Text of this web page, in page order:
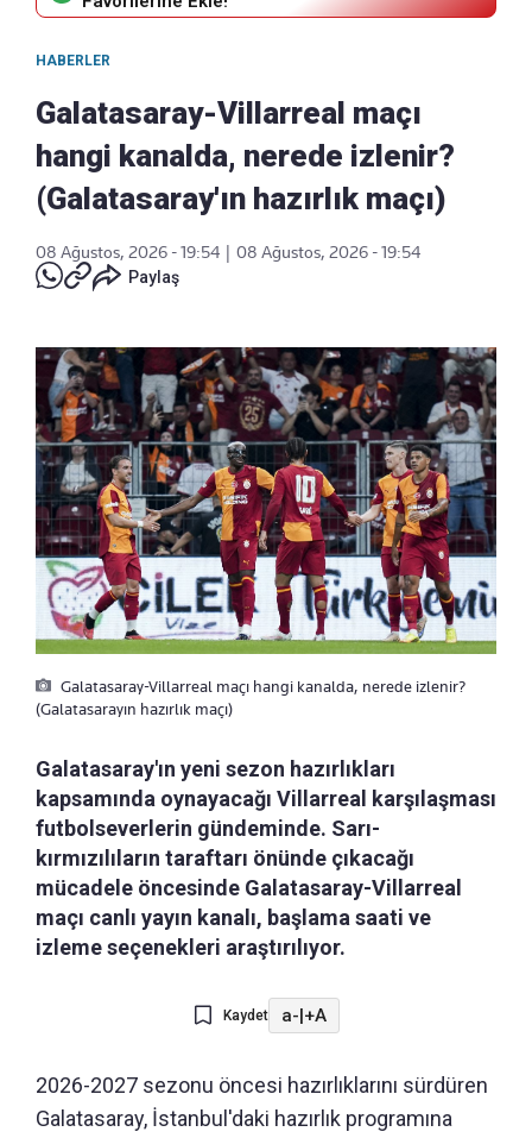
HABERLER
Galatasaray-Villarreal maçı
hangi kanalda, nerede izlenir?
(Galatasaray'ın hazırlık maçı)
08 Ağustos, 2026 - 19:54
08 Ağustos, 2026 - 19:54
Paylaş
Galatasaray-Villarreal maçı hangi kanalda, nerede izlenir?
(Galatasarayın hazırlık maçı)
Galatasaray'ın yeni sezon hazırlıkları
kapsamında oynayacağı Villarreal karşılaşması
futbolseverlerin gündeminde. Sarı-
kırmızılıların taraftarı önünde çıkacağı
mücadele öncesinde Galatasaray-Villarreal
maçı canlı yayın kanalı, başlama saati ve
izleme seçenekleri araştırılıyor.
Kaydet a-|+A
2026-2027 sezonu öncesi hazırlıklarını sürdüren
Galatasaray, İstanbul'daki hazırlık programına